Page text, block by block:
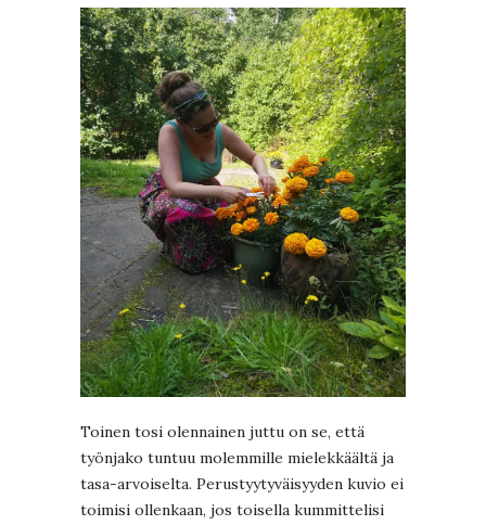
Toinen tosi olennainen juttu on se, että
työnjako tuntuu molemmille mielekkäältä ja
tasa-arvoiselta. Perustyytyväisyyden kuvio ei
toimisi ollenkaan, jos toisella kummittelisi